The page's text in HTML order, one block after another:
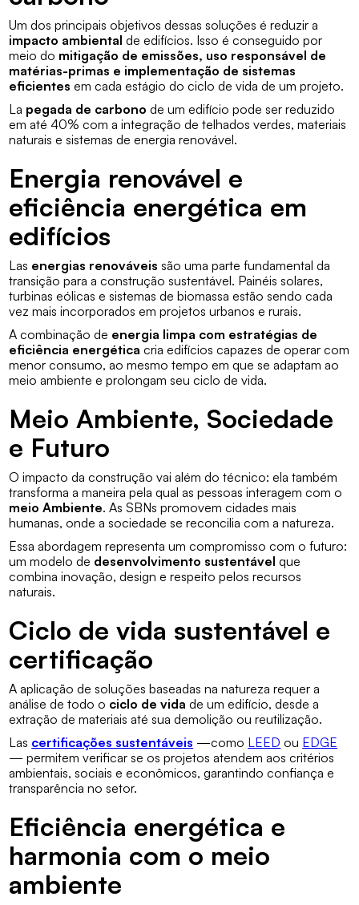
Um dos principais objetivos dessas soluções é reduzir a
impacto ambiental de edifícios. Isso é conseguido por
meio do mitigação de emissões, uso responsável de
matérias-primas e implementação de sistemas
eficientes em cada estágio do ciclo de vida de um projeto.
La pegada de carbono de um edifício pode ser reduzido
em até 40% com a integração de telhados verdes, materiais
naturais e sistemas de energia renovável.
Energia renovável e
eficiência energética em
edifícios
Las energias renováveis são uma parte fundamental da
transição para a construção sustentável. Painéis solares,
turbinas eólicas e sistemas de biomassa estão sendo cada
vez mais incorporados em projetos urbanos e rurais.
A combinação de energia limpa com estratégias de
eficiência energética cria edifícios capazes de operar com
menor consumo, ao mesmo tempo em que se adaptam ao
meio ambiente e prolongam seu ciclo de vida.
Meio Ambiente, Sociedade
e Futuro
O impacto da construção vai além do técnico: ela também
transforma a maneira pela qual as pessoas interagem com o
meio Ambiente. As SBNs promovem cidades mais
humanas, onde a sociedade se reconcilia com a natureza.
Essa abordagem representa um compromisso com o futuro:
um modelo de desenvolvimento sustentável que
combina inovação, design e respeito pelos recursos
naturais.
Ciclo de vida sustentável e
certificação
A aplicação de soluções baseadas na natureza requer a
análise de todo o ciclo de vida de um edifício, desde a
extração de materiais até sua demolição ou reutilização.
Las certificações sustentáveis —como LEED ou EDGE
— permitem verificar se os projetos atendem aos critérios
ambientais, sociais e econômicos, garantindo confiança e
transparência no setor.
Eficiência energética e
harmonia com o meio
ambiente